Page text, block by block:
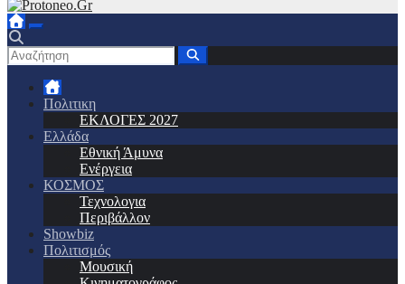
Πολιτικη
ΕΚΛΟΓΕΣ 2027
Ελλάδα
Εθνική Άμυνα
Ενέργεια
ΚΟΣΜΟΣ
Τεχνολογια
Περιβάλλον
Showbiz
Πολιτισμός
Μουσική